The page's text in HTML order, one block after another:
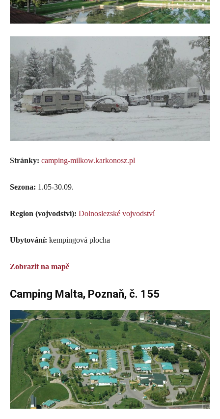
Stránky: camping-milkow.karkonosz.pl
Sezona: 1.05-30.09.
Region (vojvodství): Dolnoslezské vojvodství
Ubytování: kempingová plocha
Zobrazit na mapě
Camping Malta, Poznaň, č. 155